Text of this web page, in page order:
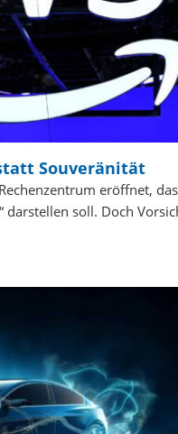
Souveränität
eröffnet, das
darstellen soll. Doch